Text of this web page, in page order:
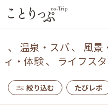
、 温泉・スパ、 風景
ィ・体験、 ライフス
絞り込む たびレポ